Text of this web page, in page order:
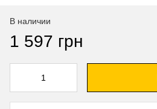
В наличии
1 597 грн